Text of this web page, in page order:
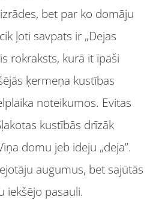
bet par ko domāju
ļoti savpats ir „Dejas
rokraksts, kurā it īpaši
ķermeņa kustības
noteikumos. Evitas
kustībās drīzāk
domu jeb ideju „deja”.
augumus, bet sajūtās
iekšējo pasauli.